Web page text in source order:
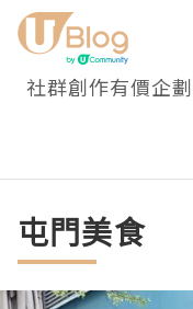
社群創作有價企劃
屯門美食